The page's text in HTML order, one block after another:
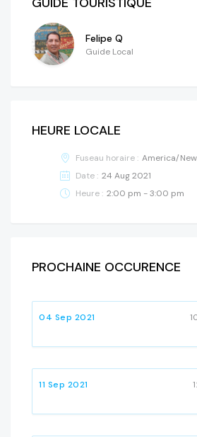
Felipe Q
Guide Local
HEURE LOCALE
Fuseau horaire : America/
Date : 24 Aug 2021
Heure : 2:00 pm - 3:00 pm
PROCHAINE OCCURENCE
04 Sep 2021
11 Sep 2021